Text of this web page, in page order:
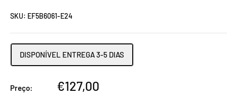
SKU: EF5B6061-E24
DISPONÍVEL ENTREGA 3-5 DIAS
Preço:
Preço
€127,00